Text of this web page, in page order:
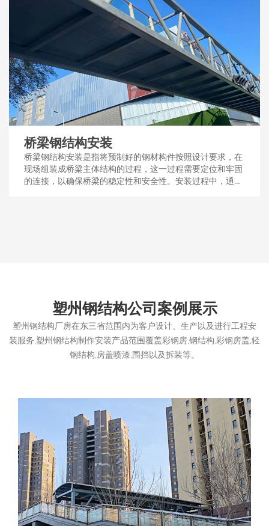
桥梁钢结构安装
桥梁钢结构安装是指将预制好的钢材构件按照设计要求，在
现场组装成桥梁主体结构的过程，这一过程需要定位和牢固
的连接，以确保桥梁的稳定性和安全性。安装过程中，通常
塑州钢结构公司案例展示
塑州钢结构厂房在东三省范围内为客户设计、生产以及进行工程安
装服务,塑州钢结构制作安装产品范围覆盖彩钢房,钢结构,彩钢房盖,轻
钢结构,房盖喷漆,围挡以及拆装等。